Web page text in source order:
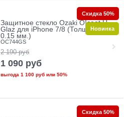
Защитное стекло Ozaki O!coat U-
Glaz для iPhone 7/8 (Толщина:
0.15 мм.)
OC744GS
2 190 руб
1 090 руб
выгода 1 100 рубили 50%
Скидка 50%
Новинка
Скидка 50%